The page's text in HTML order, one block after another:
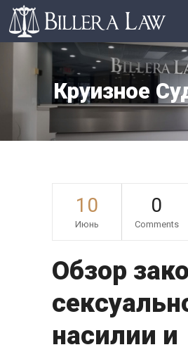
Круизное
10
Июнь
0
Comments
Обзор
насилии и